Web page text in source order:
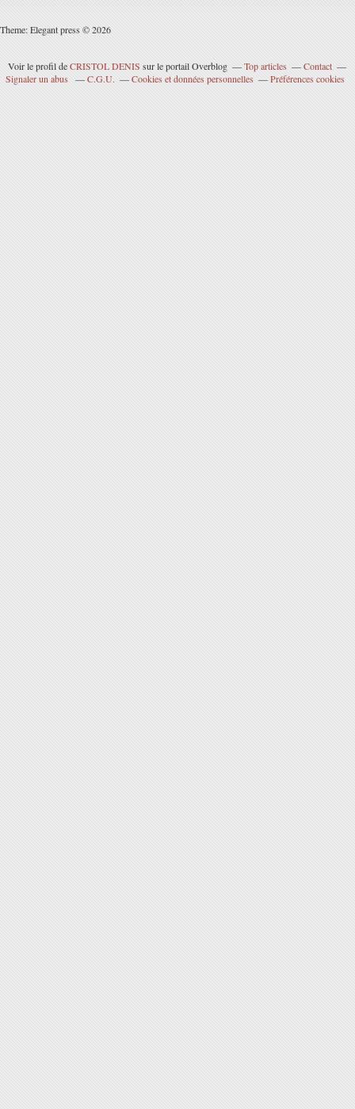
Theme: Elegant press © 2026
Voir le profil deCRISTOL DENIS sur le portail Overblog Top articles
Contact
Signaler un abus
C.G.U. Cookies et données personnelles Préférences cookies